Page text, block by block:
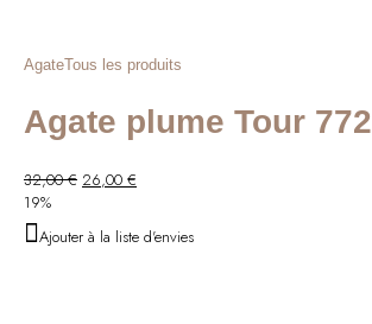
AgateTous les produits
Agate plume Tour 772
32,00€ Le
était :
26,00 €
est :
19%
Ajouter à la liste d'envies